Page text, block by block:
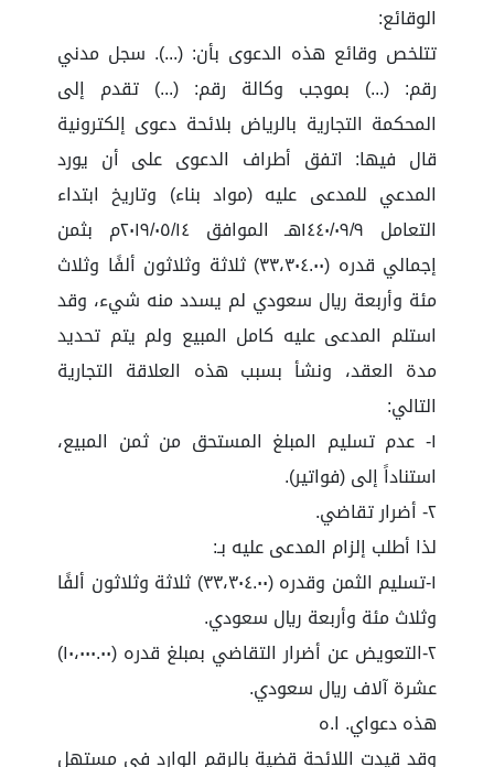
الوقائع:
تتلخص وقائع هذه الدعوى بأن: (...). سجل مدني
رقم: (...) بموجب وكالة رقم: (...) تقدم إلى
المحكمة التجارية بالرياض بلائحة دعوى إلكترونية
قال فيها: اتفق أطراف الدعوى على أن يورد
المدعي للمدعى عليه (مواد بناء) وتاريخ ابتداء
التعامل ١٤٤٠/٠٩/٩هـ الموافق ٢٠١٩/٠٥/١٤م بثمن
إجمالي قدره (٣٣،٣٠٤.٠٠) ثلاثة وثلاثون ألفًا وثلاث
مئة وأربعة ريال سعودي لم يسدد منه شيء، وقد
استلم المدعى عليه كامل المبيع ولم يتم تحديد
مدة العقد، ونشأ بسبب هذه العلاقة التجارية
التالي:
١- عدم تسليم المبلغ المستحق من ثمن المبيع،
استناداً إلى (فواتير).
٢- أضرار تقاضي.
لذا أطلب إلزام المدعى عليه بـ:
١-تسليم الثمن وقدره (٣٣،٣٠٤.٠٠) ثلاثة وثلاثون ألفًا
وثلاث مئة وأربعة ريال سعودي.
٢-التعويض عن أضرار التقاضي بمبلغ قدره (١٠،٠٠٠.٠٠)
عشرة آلاف ريال سعودي.
هذه دعواي. ا.ه
وقد قيدت اللائحة قضية بالرقم الوارد في مستهل